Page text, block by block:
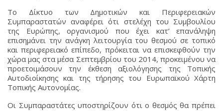
Το Δίκτυο των Δημοτικών και Περιφερειακών
Συμπαραστατών αναφέρει ότι στελέχη του Συμβουλίου
της Ευρώπης, οργανισμού που έχει κατ’ επανάληψη
επισημάνει την ανάγκη λειτουργία του θεσμού σε τοπικό
και περιφερειακό επίπεδο, πρόκειται να επισκεφθούν την
χώρα μας στα μέσα Σεπτεμβρίου του 2014, προκειμένου να
προετοιμάσουν την έκθεση αξιολόγησης της Τοπικής
Αυτοδιοίκησης και της τήρησης του Ευρωπαϊκού Χάρτη
Τοπικής Αυτονομίας.
Οι Συμπαραστάτες υποστηρίζουν ότι ο θεσμός θα πρέπει